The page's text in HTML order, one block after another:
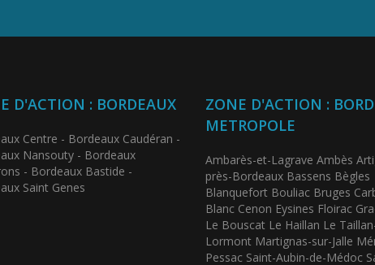
D'ACTION : BORDEAUX
Centre - Bordeaux Caudéran -
Nansouty - Bordeaux
- Bordeaux Bastide -
Saint Genes
ZONE D'ACTION :
METROPOLE
Ambarès-et-Lagrave Ambès
près-Bordeaux Bassens Bègles
Blanquefort Bouliac Bruges
Blanc Cenon Eysines Floirac
Le Bouscat Le Haillan Le
Lormont Martignas-sur-Jalle
Pessac Saint-Aubin-de-Médoc